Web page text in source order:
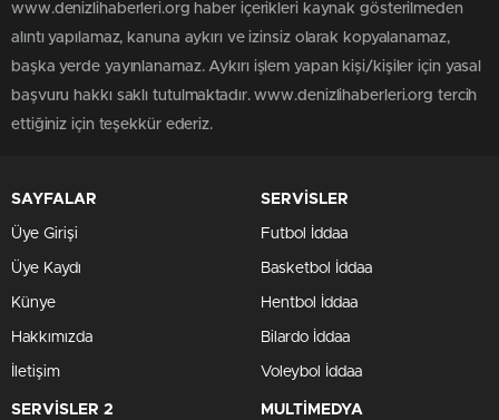
www.denizlihaberleri.org haber içerikleri kaynak gösterilmeden
alıntı yapılamaz, kanuna aykırı ve izinsiz olarak kopyalanamaz,
başka yerde yayınlanamaz. Aykırı işlem yapan kişi/kişiler için yasal
başvuru hakkı saklı tutulmaktadır. www.denizlihaberleri.org tercih
ettiğiniz için teşekkür ederiz.
SAYFALAR
Üye Girişi
Üye Kaydı
Künye
Hakkımızda
İletişim
SERVİSLER
Futbol İddaa
Basketbol İddaa
Hentbol İddaa
Bilardo İddaa
Voleybol İddaa
SERVİSLER 2 MULTİMEDYA